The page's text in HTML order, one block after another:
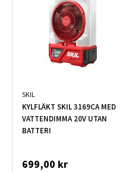
SKIL
KYLFLÄKT SKIL 3169CA MED
VATTENDIMMA 20V UTAN
BATTERI
699,00 kr